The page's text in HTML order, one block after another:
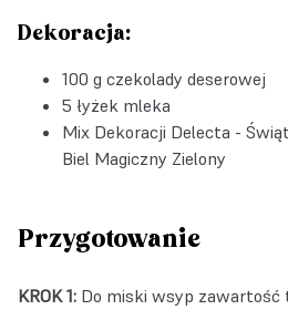
Dekoracja:
100 g czekolady deserowej
5 łyżek mleka
Mix Dekoracji Delecta -
Biel Magiczny Zielony
Przygotowanie
KROK 1: Do miski wsyp zawartość